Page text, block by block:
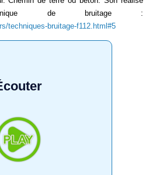
de bruitage :
techniques-bruitage-f112.html#5